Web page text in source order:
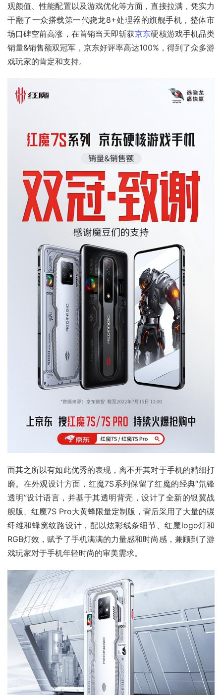
观颜值、性能配置以及游戏优化等方面，直接拉满，凭实力
干翻了一众搭载第一代骁龙8+处理器的旗舰手机 ，整体市
场口碑空前高涨，在首销当天即斩获京东硬核游戏手机品类
销量&销售额双冠军，京东好评率高达100%，得到了众多游
戏玩家的肯定和支持。
而其之所以有如此优秀的表现，离不开其对于手机的精细打
磨。在外观设计方面，红魔7S系列保留了红魔的经典“氘锋
透明”设计语言，并基于其透明背壳，设计了全新的银翼战
舰版、红魔7S Pro大黄蜂限量定制版，背后采用了大量的碳
纤维和蜂窝纹路设计，配以炫彩线条细节、红魔logo灯和
RGB灯效，赋予了手机满满的力量感和时尚感，兼顾到了游
戏玩家对于手机年轻时尚的审美需求。